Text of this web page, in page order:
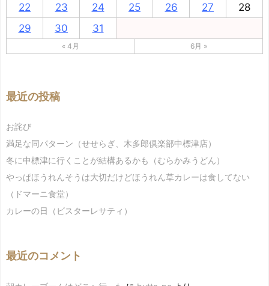
22
23 24 25 26 27
28
29
30 31
« 4月 6月 »
最近の投稿
お詫び
満足な同パターン（せせらぎ、木多郎倶楽部中標津店）
冬に中標津に行くことが結構あるかも（むらかみうどん）
やっぱほうれんそうは大切だけどほうれん草カレーは食してない
（ドマーニ食堂）
カレーの日（ビスターレサティ）
最近のコメント